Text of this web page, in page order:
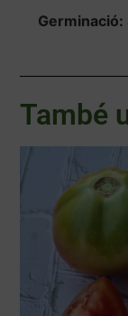
Germinació:
També